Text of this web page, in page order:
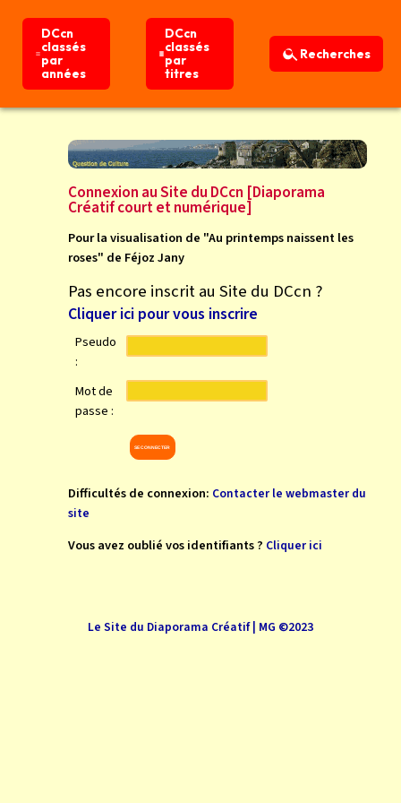
DCcn
classés
par
années
DCcn
classés
par
titres
Recherches
DCcn
classés
par
années
DCcn
classés
par
titres
Recherches
Connexion au Site du DCcn [Diaporama
Créatif court et numérique]
Pour la visualisation de "Au printemps naissent les
roses" de Féjoz Jany
Pas encore inscrit au Site du DCcn ?
Cliquer ici pour vous inscrire
Pseudo
:
Mot de
passe :
Difficultés de connexion: Contacter le webmaster du
site
Vous avez oublié vos identifiants ? Cliquer ici
Le Site du Diaporama Créatif | MG ©2023